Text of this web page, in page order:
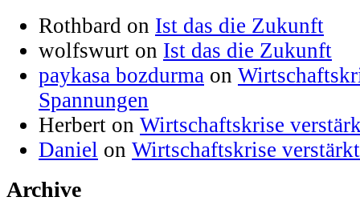
Rothbard on Ist das die Zukunft
wolfswurt on Ist das die Zukunft
paykasa bozdurma on
Spannungen
Herbert on Wirtschaftskrise
Daniel on Wirtschaftskrise
Archive